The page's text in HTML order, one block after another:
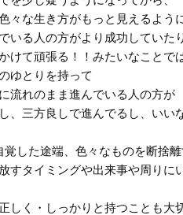
々な生き方がもっと見えるよう
いる人の方がより成功していた
けて頑張る！！みたいなことで
ゆとりを持って
流れのまま進んでいる人の方が
、三方良しで進んでるし、いい
した途端、色々なものを断捨
すタイミングや出来事や周り
しく・しっかりと持つことも大